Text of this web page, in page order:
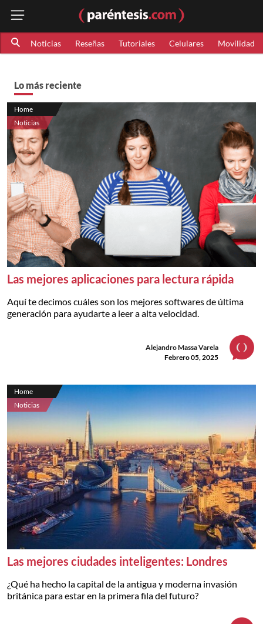
Noticias Reseñas Tutoriales Celulares Movilidad
Lo más reciente
Home
Noticias
Las mejores aplicaciones para lectura rápida
Aquí te decimos cuáles son los mejores softwares de última
generación para ayudarte a leer a alta velocidad.
Alejandro Massa Varela
Febrero 05, 2025
Home
Noticias
Las mejores ciudades inteligentes: Londres
¿Qué ha hecho la capital de la antigua y moderna invasión
británica para estar en la primera fila del futuro?